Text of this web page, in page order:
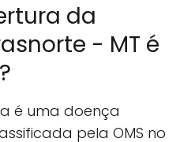
da
- MT é
é uma doença
pela OMS no